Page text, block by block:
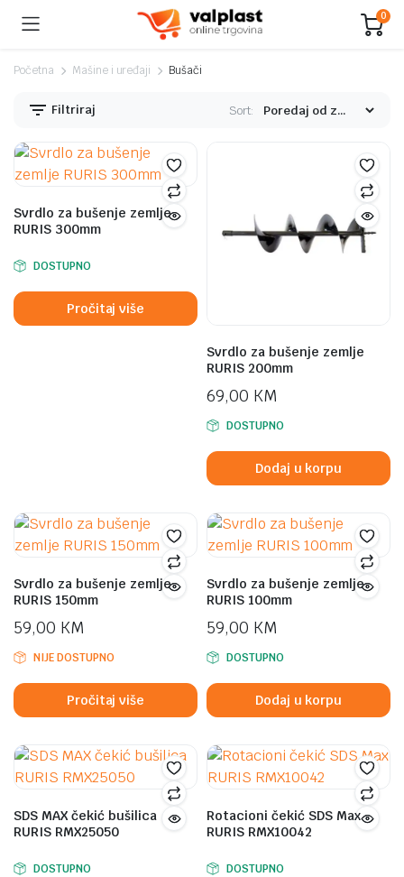
0
Početna Mašine i uređaji Bušači
Filtriraj Sort:
Svrdlo za bušenje zemlje
RURIS 300mm
DOSTUPNO
Pročitaj više
Svrdlo za bušenje zemlje
RURIS 200mm
69,00 KM
DOSTUPNO
Dodaj u korpu
Svrdlo za bušenje zemlje
RURIS 150mm
59,00 KM
NIJE DOSTUPNO
Pročitaj više
Svrdlo za bušenje zemlje
RURIS 100mm
59,00 KM
DOSTUPNO
Dodaj u korpu
SDS MAX čekić bušilica
RURIS RMX25050
DOSTUPNO
Rotacioni čekić SDS Max
RURIS RMX10042
DOSTUPNO